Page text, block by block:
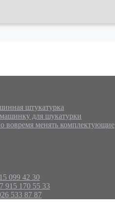
штукатурка
для шукатурки
вовремя менять комплектующие
099 42 30
915 170 55 33
533 87 87